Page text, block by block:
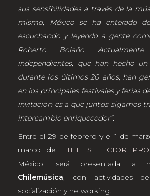
sus sensibilidades a través de la
mismo, México se ha enterado
escuchando y leyendo a gente
Roberto Bolaño.
independientes, que han hecho
durante los últimos 20 años, han
en los principales festivales y ferias
invitación es a que juntos sigamos
intercambio enriquecedor”.
Entre el 29 de febrero y el 1 de
marco deTHE SELECTOR PRO
México, será presentada la
Chilemúsica, con actividades de
socialización y networking.